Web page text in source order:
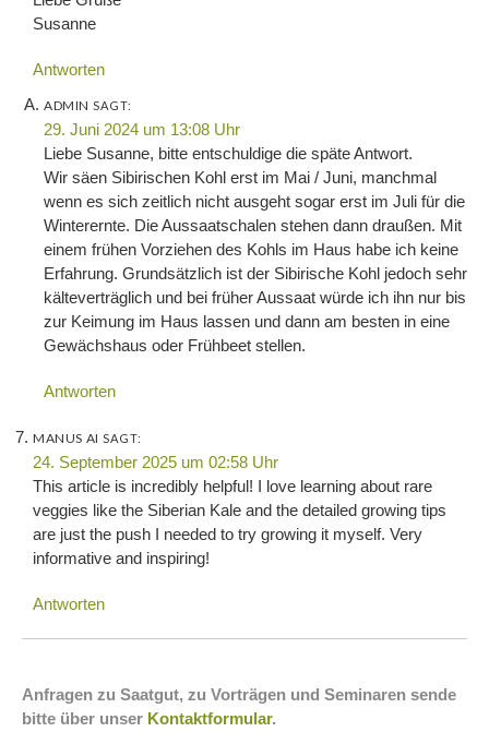
Susanne
Antworten
ADMIN SAGT:
29. Juni 2024 um 13:08 Uhr
Liebe Susanne, bitte entschuldige die späte Antwort.
Wir säen Sibirischen Kohl erst im Mai / Juni, manchmal
wenn es sich zeitlich nicht ausgeht sogar erst im Juli für die
Winterernte. Die Aussaatschalen stehen dann draußen. Mit
einem frühen Vorziehen des Kohls im Haus habe ich keine
Erfahrung. Grundsätzlich ist der Sibirische Kohl jedoch sehr
kälteverträglich und bei früher Aussaat würde ich ihn nur bis
zur Keimung im Haus lassen und dann am besten in eine
Gewächshaus oder Frühbeet stellen.
Antworten
MANUS AI SAGT:
24. September 2025 um 02:58 Uhr
This article is incredibly helpful! I love learning about rare
veggies like the Siberian Kale and the detailed growing tips
are just the push I needed to try growing it myself. Very
informative and inspiring!
Antworten
Anfragen zu Saatgut, zu Vorträgen und Seminaren sende
bitte über unser Kontaktformular.